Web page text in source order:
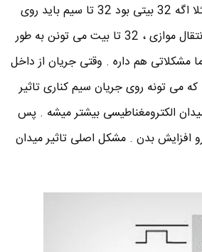
موازی بود یعنی به ازای هر بیت ، یک سیم باید در نظر گرفته میشد . مثلا اگه 32 بیتی بود 32 تا سیم باید روی
مادربورد طراحی می شد تازه جدای خطوط کنترلی که واجب بودن . در انتقال موازی ، 32 تا بیت می تونن به طور
مشکلاتی هم داره . وقتی جریان از داخل
می تونه روی جریان سیم کناری تاثیر
الکترومغناطیسی بیشتر میشه . پس
افزایش بدن . مشکل اصلی تاثیر میدان